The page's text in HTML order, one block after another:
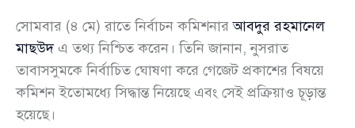
সোমবার (৪ মে) রাতে নির্বাচন কমিশনারআবদুর রহমানেল
মাছউদএ তথ্য নিশ্চিত করেন। তিনি জানান, নুসরাত
তাবাসসুমকে নির্বাচিত ঘোষণা করে গেজেট প্রকাশের বিষয়ে
কমিশন ইতোমধ্যে সিদ্ধান্ত নিয়েছে এবং সেই প্রক্রিয়াও চূড়ান্ত
হয়েছে।